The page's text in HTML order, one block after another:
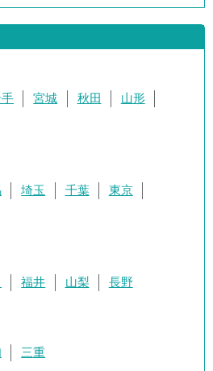
宮城 秋田
山形
埼玉 千葉
東京
福井 山梨 長野
三重